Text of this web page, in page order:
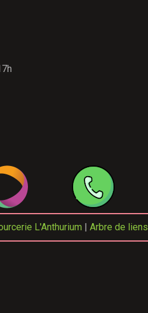
L'Anthurium | Arbre de liens